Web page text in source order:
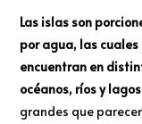
Las islas son
por agua, las
encuentran en
océanos, ríos y lagos
grandes que